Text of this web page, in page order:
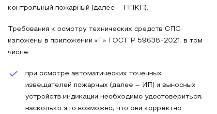
контрольный пожарный (далее – ППКП).
Требования к осмотру технических средств СПС
изложены в приложении «Г» ГОСТ Р 59638-2021, в том
числе:
при осмотре автоматических точечных
извещателей пожарных (далее – ИП) и выносных
устройств индикации необходимо удостовериться,
насколько это возможно, что они корректно